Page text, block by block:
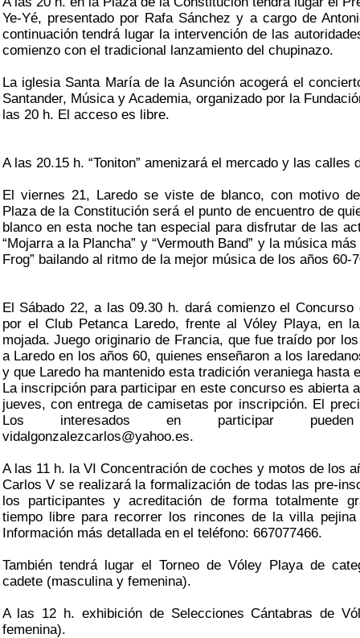
Ye-Yé, presentado por Rafa Sánchez y a cargo de
continuación tendrá lugar la intervención de las
comienzo con el tradicional lanzamiento del chupinazo.
La iglesia Santa María de la Asunción acogerá el
Santander, Música y Academia, organizado por la
las 20 h. El acceso es libre.
A las 20.15 h. “Toniton” amenizará el mercado y las calles
El viernes 21, Laredo se viste de blanco, con motivo
Plaza de la Constitución será el punto de encuentro de
blanco en esta noche tan especial para disfrutar de las
“Mojarra a la Plancha” y “Vermouth Band” y la música
Frog” bailando al ritmo de la mejor música de los años 60-
El Sábado 22, a las 09.30 h. dará comienzo el Concurso
por el Club Petanca Laredo, frente al Vóley Playa, en
mojada. Juego originario de Francia, que fue traído por
a Laredo en los años 60, quienes enseñaron a los
y que Laredo ha mantenido esta tradición veraniega hasta
La inscripción para participar en este concurso es abierta
jueves, con entrega de camisetas por inscripción. El
Los interesados en participar
vidalgonzalezcarlos@yahoo.es.
A las 11 h. la VI Concentración de coches y motos de los
Carlos V se realizará la formalización de todas las pre-
los participantes y acreditación de forma totalmente
tiempo libre para recorrer los rincones de la villa
Información más detallada en el teléfono: 667077466.
También tendrá lugar el Torneo de Vóley Playa de
cadete (masculina y femenina).
A las 12 h. exhibición de Selecciones Cántabras de
femenina).